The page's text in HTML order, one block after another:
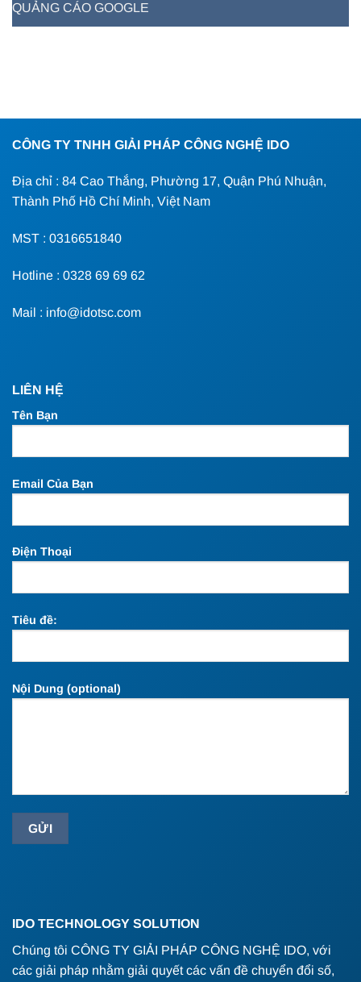
QUẢNG CÁO GOOGLE
CÔNG TY TNHH GIẢI PHÁP CÔNG NGHỆ IDO
Địa chỉ : 84 Cao Thắng, Phường 17, Quận Phú Nhuận,
Thành Phố Hồ Chí Minh, Việt Nam
MST : 0316651840
Hotline : 0328 69 69 62
Mail : info@idotsc.com
LIÊN HỆ
Tên Bạn
Email Của Bạn
Điện Thoại
Tiêu đề:
Nội Dung (optional)
IDO TECHNOLOGY SOLUTION
Chúng tôi CÔNG TY GIẢI PHÁP CÔNG NGHỆ IDO, với
các giải pháp nhằm giải quyết các vấn đề chuyển đổi số,